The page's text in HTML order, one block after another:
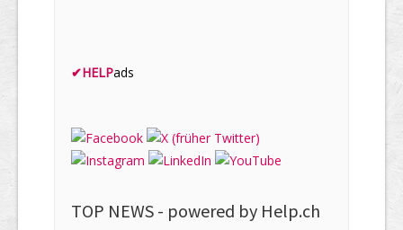
✔HELPads
TOP NEWS - powered by Help.ch